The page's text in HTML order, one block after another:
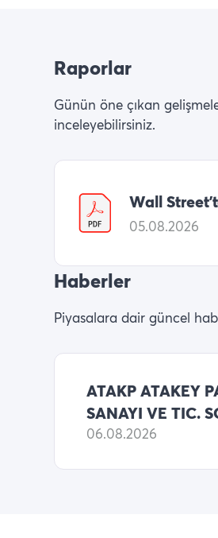
Raporlar
Günün öne çıkan
inceleyebilirsiniz.
Wall
05.08.2026
Haberler
Piyasalara dair güncel
ATAKP ATAKEY
SANAYI VE TIC.
BILANCO 2026 6
06.08.2026